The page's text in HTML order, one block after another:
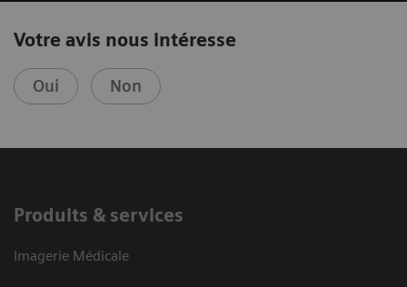
Votre avis nous intéresse
Oui Non
Produits & services
Imagerie Médicale